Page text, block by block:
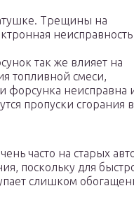
Трещины на
неисправность
так же влияет на
топливной смеси,
форсунка неисправна
пропуски сгорания в
часто на старых
поскольку для
слишком